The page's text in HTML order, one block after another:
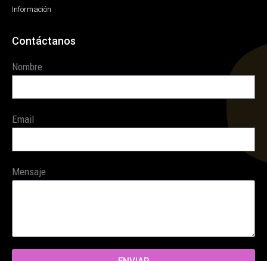
Información
Contáctanos
Nombre
Email
Mensaje